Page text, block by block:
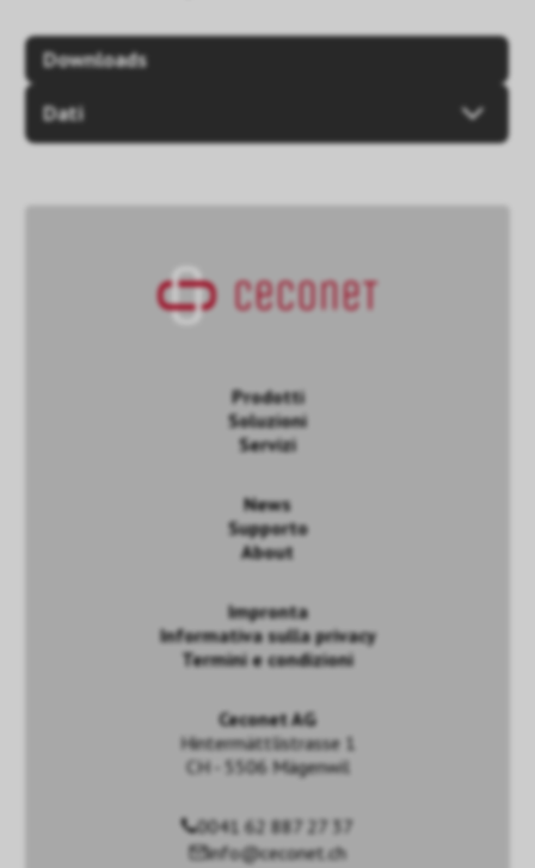
Downloads
Dati
Prodotti
Soluzioni
Servizi
News
Supporto
About
Impronta
Informativa sulla privacy
Termini e condizioni
Ceconet AG
Hintermättlistrasse 1
CH - 5506 Mägenwil
0041 62 887 27 37
info@ceconet.ch